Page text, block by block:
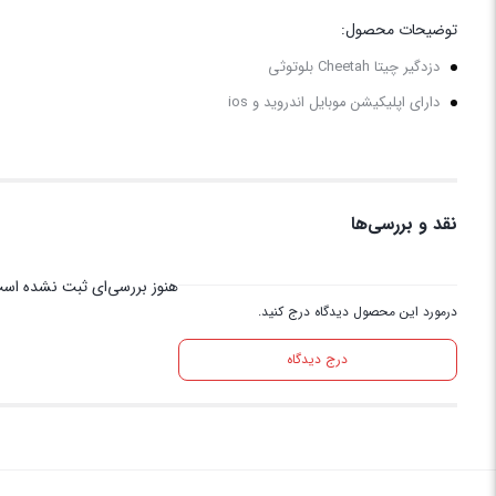
توضیحات محصول:
دزدگیر چیتا Cheetah بلوتوثی
دارای اپلیکیشن موبایل اندروید و ios
نقد و بررسی‌ها
درمورد این محصول دیدگاه درج کنید.
درج دیدگاه
هنوز بررسی‌ای ثبت نشده